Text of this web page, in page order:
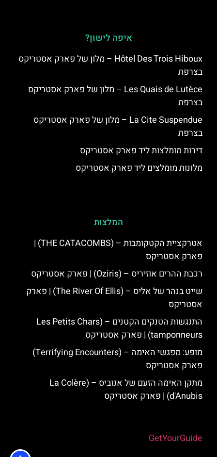
איפה לישון?
Hôtel Des Trois Hiboux – מלון של פארק אסטריקס
בצרפת
Les Quais de Lutèce – מלון של פארק אסטריקס
בצרפת
La Cite Suspendue – מלון של פארק אסטריקס
בצרפת
דירות מומלצות ליד פארק אסטריקס
מלונות מומלצים ליד פארק אסטריקס
המלצות
אטרקציית הקטקומבות – (THE CATACOMBS) |
פארק אסטריקס
רכבת ההרים אוזיריס – (Oziris) | פארק אסטריקס
שייט בנהר של אליס – (The River Of Ellis) | פארק
אסטריקס
התנגשות הטנקים הקטנים – (Les Petits Chars
tamponneurs) | פארק אסטריקס
מופע: מפגשי האימה – (Terrifying Encounters)
פארק אסטריקס
מתקן האימה הזעם של אנוביס – (La Colère
d'Anubis) | פארק אסטריקס
GetYourGuide